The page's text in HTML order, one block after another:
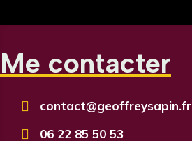
Me contacter
 contact@geoffreysapin.fr
 06 22 85 50 53